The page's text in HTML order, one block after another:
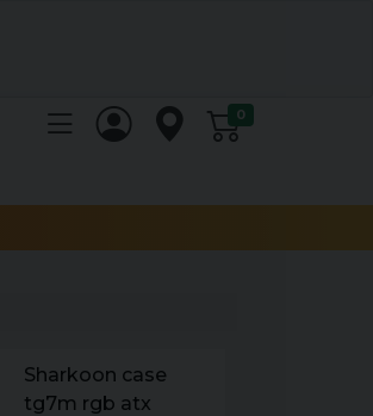
0
Sharkoon case
tg7m rgb atx